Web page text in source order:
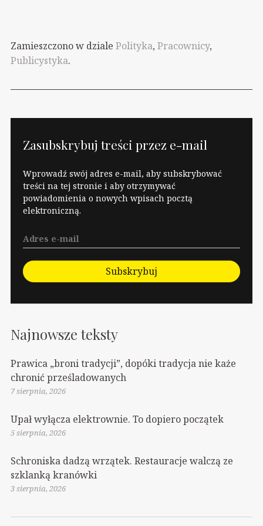
przyznaje, że brakuje
obsady 25…
Zamieszczono w dziale Polityka, Pracownicy,
Publicystyka.
Zasubskrybuj treści przez e-mail
Wprowadź swój adres e-mail, aby subskrybować
treści na tej stronie i aby otrzymywać
powiadomienia o nowych wpisach pocztą
elektroniczną.
Subskrybuj
Najnowsze teksty
Prawica „broni tradycji”, dopóki tradycja nie każe
chronić prześladowanych
7 sierpnia, 2026
Upał wyłącza elektrownie. To dopiero początek
5 sierpnia, 2026
Schroniska dadzą wrzątek. Restauracje walczą ze
szklanką kranówki
3 sierpnia, 2026